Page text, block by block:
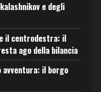
e degli
il centrodestra: il
ago della bilancia
avventura: il borgo